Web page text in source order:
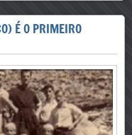
É O PRIMEIRO